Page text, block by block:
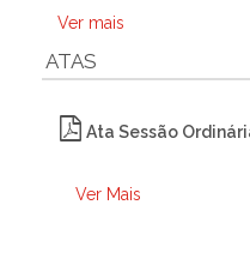
Ver mais
ATAS
Ata Sessão
Ver Mais